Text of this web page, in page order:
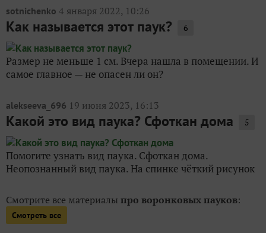
sotnichenko 4 января 2022, 10:26
Как называется этот паук? 6
Размер не меньше 1 см. Вчера нашла в помещении. И
самое главное — не опасен ли он?
alekseeva_696 19 июня 2023, 16:13
Какой это вид паука? Сфоткан дома 5
Помогите узнать вид паука. Сфоткан дома.
Неопознанный вид паука. На спинке чёткий рисунок
Смотрите все материалы про воронковых пауков:
Смотреть все